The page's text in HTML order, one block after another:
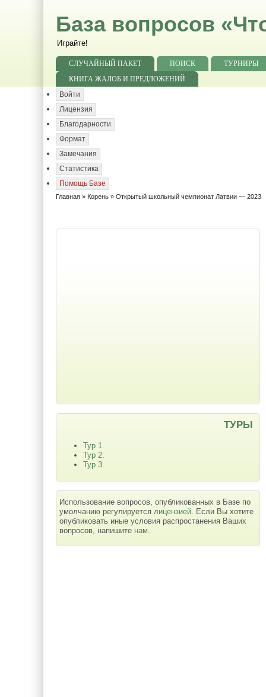
База вопросов
Играйте!
СЛУЧАЙНЫЙ ПАКЕТ ПОИСК
ТУРНИРЫ
КНИГА ЖАЛОБ И ПРЕДЛОЖЕНИЙ
Войти
Лицензия
Благодарности
Формат
Замечания
Статистика
Помощь Базе
Главная » Корень » Открытый школьный чемпионат Латвии — 2023
ТУРЫ
Тур 1.
Тур 2.
Тур 3.
Использование вопросов, опубликованных в Базе по
умолчанию регулируется лицензией. Если Вы хотите
опубликовать иные условия распростанения Ваших
вопросов, напишите нам.